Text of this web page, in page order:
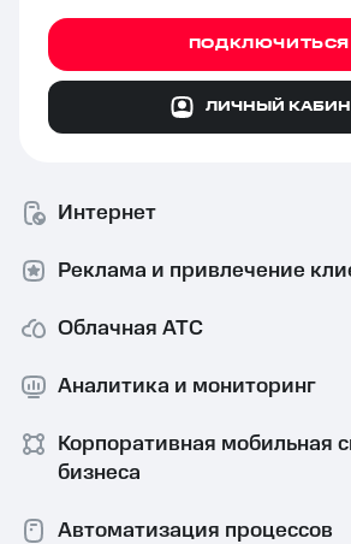
ПОДКЛЮЧИТЬСЯ
ЛИЧНЫЙ
Интернет
Реклама и привлечение
Облачная АТС
Аналитика и мониторинг
Корпоративная мобильная
бизнеса
Автоматизация процессов